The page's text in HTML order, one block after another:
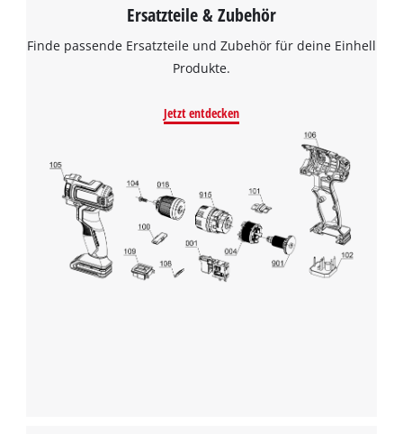
Ersatzteile & Zubehör
Finde passende Ersatzteile und Zubehör für deine Einhell
Produkte.
Jetzt entdecken